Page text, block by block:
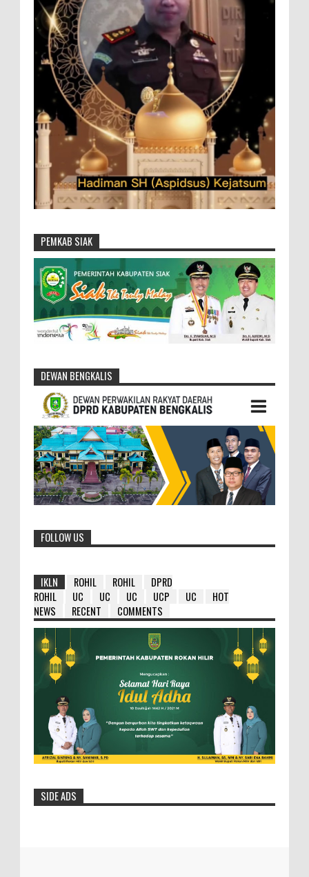
PEMKAB SIAK
DEWAN BENGKALIS
FOLLOW US
IKLN ROHIL ROHIL
DPRD
ROHIL
UC UC UC UCP UC
HOT
NEWS
RECENT COMMENTS
HM Wardan : Ambil Hikmahnya Dibalik
SIDE ADS